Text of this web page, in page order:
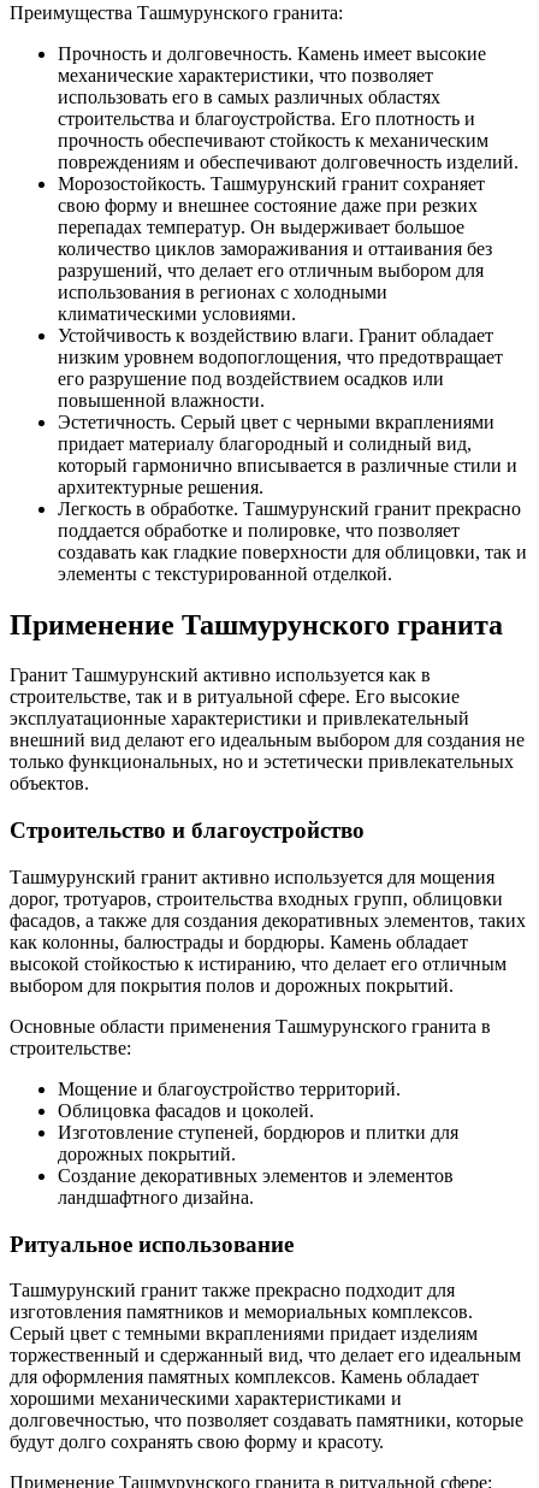
Преимущества Ташмурунского гранита:
Прочность и долговечность. Камень имеет высокие
механические характеристики, что позволяет
использовать его в самых различных областях
строительства и благоустройства. Его плотность и
прочность обеспечивают стойкость к механическим
повреждениям и обеспечивают долговечность изделий.
Морозостойкость. Ташмурунский гранит сохраняет
свою форму и внешнее состояние даже при резких
перепадах температур. Он выдерживает большое
количество циклов замораживания и оттаивания без
разрушений, что делает его отличным выбором для
использования в регионах с холодными
климатическими условиями.
Устойчивость к воздействию влаги. Гранит обладает
низким уровнем водопоглощения, что предотвращает
его разрушение под воздействием осадков или
повышенной влажности.
Эстетичность. Серый цвет с черными вкраплениями
придает материалу благородный и солидный вид,
который гармонично вписывается в различные стили и
архитектурные решения.
Легкость в обработке. Ташмурунский гранит прекрасно
поддается обработке и полировке, что позволяет
создавать как гладкие поверхности для облицовки, так и
элементы с текстурированной отделкой.
Применение Ташмурунского гранита
Гранит Ташмурунский активно используется как в
строительстве, так и в ритуальной сфере. Его высокие
эксплуатационные характеристики и привлекательный
внешний вид делают его идеальным выбором для создания не
только функциональных, но и эстетически привлекательных
объектов.
Строительство и благоустройство
Ташмурунский гранит активно используется для мощения
дорог, тротуаров, строительства входных групп, облицовки
фасадов, а также для создания декоративных элементов, таких
как колонны, балюстрады и бордюры. Камень обладает
высокой стойкостью к истиранию, что делает его отличным
выбором для покрытия полов и дорожных покрытий.
Основные области применения Ташмурунского гранита в
строительстве:
Мощение и благоустройство территорий.
Облицовка фасадов и цоколей.
Изготовление ступеней, бордюров и плитки для
дорожных покрытий.
Создание декоративных элементов и элементов
ландшафтного дизайна.
Ритуальное использование
Ташмурунский гранит также прекрасно подходит для
изготовления памятников и мемориальных комплексов.
Серый цвет с темными вкраплениями придает изделиям
торжественный и сдержанный вид, что делает его идеальным
для оформления памятных комплексов. Камень обладает
хорошими механическими характеристиками и
долговечностью, что позволяет создавать памятники, которые
будут долго сохранять свою форму и красоту.
Применение Ташмурунского гранита в ритуальной сфере: